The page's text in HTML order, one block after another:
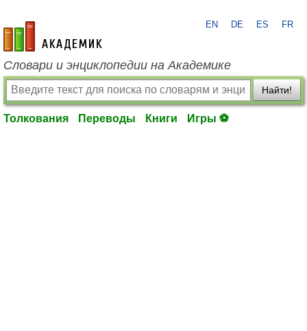
academic.ru
EN DE ES FR
Словари и энциклопедии на Академике
Найти!
Толкования Переводы Книги Игры ⚽